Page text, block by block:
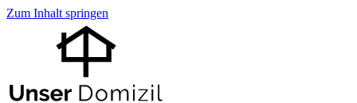
Zum Inhalt springen